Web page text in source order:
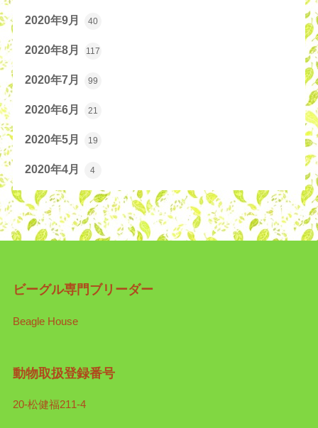
2020年9月 40
2020年8月 117
2020年7月 99
2020年6月 21
2020年5月 19
2020年4月 4
ビーグル専門ブリーダー
Beagle House
動物取扱登録番号
20-松健福211-4